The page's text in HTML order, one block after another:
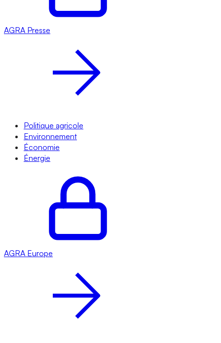
AGRA Presse
Politique agricole
Environnement
Économie
Énergie
AGRA Europe